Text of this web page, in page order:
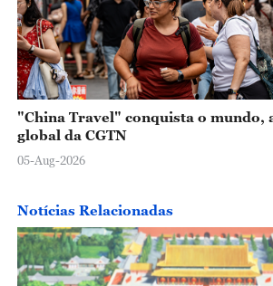
"China Travel" conquista o mundo,
global da CGTN
05-Aug-2026
Notícias Relacionadas